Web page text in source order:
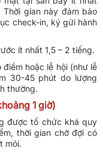
gian này đảm bảo
check-in, ký gửi hành
ít nhất 1,5 – 2 tiếng.
hoặc lễ hội (như lễ
30-45 phút do lượng
thường.
1 giờ)
được tổ chức khá quy
thời gian chờ đợi có
mỏi.